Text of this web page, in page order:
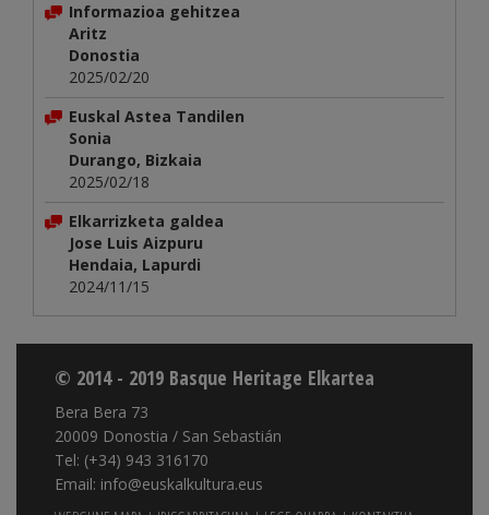
Informazioa gehitzea
Aritz
Donostia
2025/02/20
Euskal Astea Tandilen
Sonia
Durango, Bizkaia
2025/02/18
Elkarrizketa galdea
Jose Luis Aizpuru
Hendaia, Lapurdi
2024/11/15
© 2014 - 2019 Basque Heritage Elkartea
Bera Bera 73
20009 Donostia / San Sebastián
Tel: (+34) 943 316170
Email: info@euskalkultura.eus